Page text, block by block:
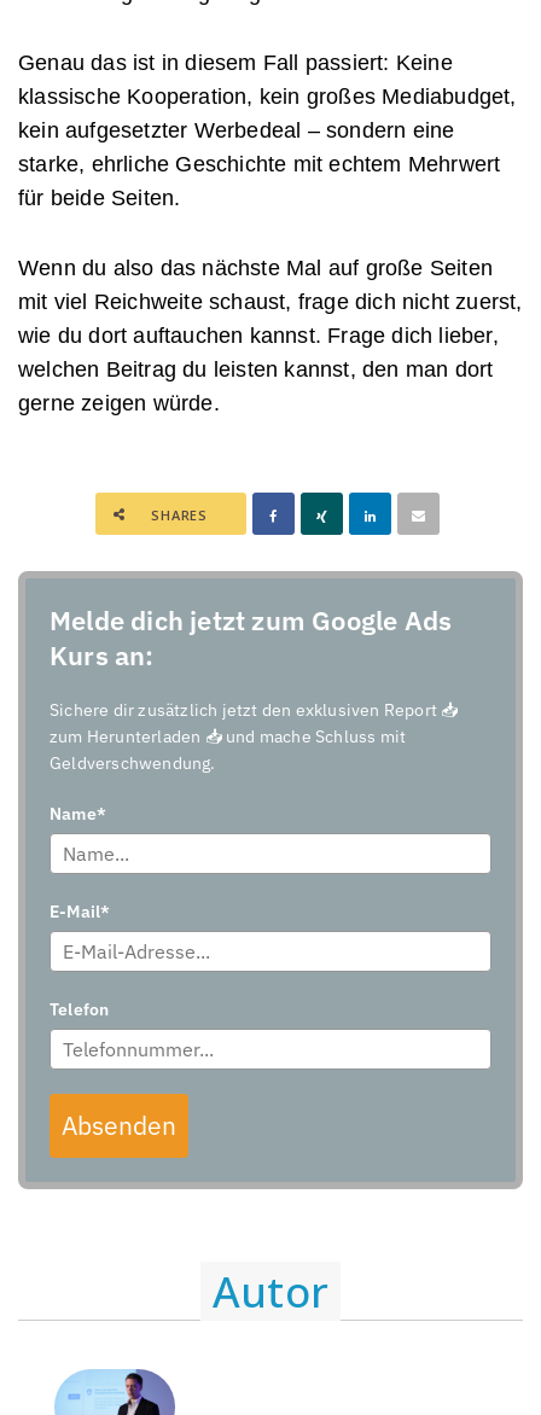
Genau das ist in diesem Fall passiert: Keine
klassische Kooperation, kein großes Mediabudget,
kein aufgesetzter Werbedeal – sondern eine
starke, ehrliche Geschichte mit echtem Mehrwert
für beide Seiten.
Wenn du also das nächste Mal auf große Seiten
mit viel Reichweite schaust, frage dich nicht zuerst,
wie du dort auftauchen kannst. Frage dich lieber,
welchen Beitrag du leisten kannst, den man dort
gerne zeigen würde.
SHARES
Melde dich jetzt zum Google Ads
Kurs an:
Sichere dir zusätzlich jetzt den exklusiven Report 📥
zum Herunterladen 📥 und mache Schluss mit
Geldverschwendung.
Name*
E-Mail*
Telefon
Absenden
Autor